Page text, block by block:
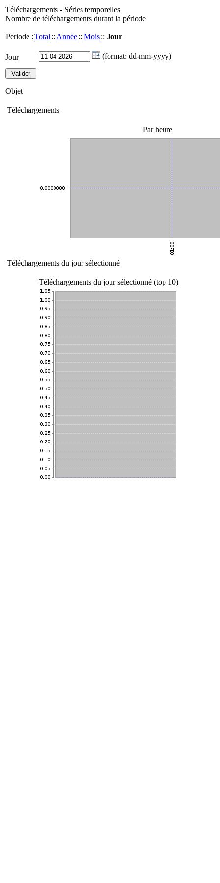
Téléchargements - Séries temporelles
Nombre de téléchargements durant la période
Période :Total :: Année:: Mois:: Jour
Jour (format: dd-mm-yyyy)
Objet
Téléchargements
Par heure
Téléchargements du jour sélectionné
Téléchargements du jour sélectionné (top 10)